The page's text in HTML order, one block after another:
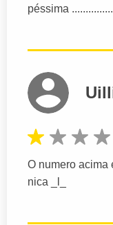
péssima
O numero acima
nica _l_